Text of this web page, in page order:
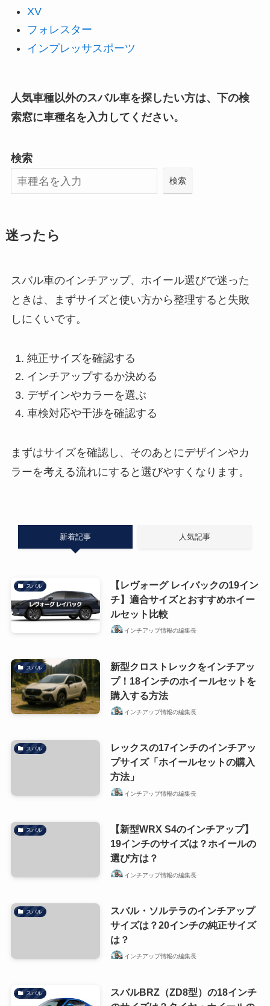
XV
フォレスター
インプレッサスポーツ
人気車種以外のスバル車を探したい方は、下の検
索窓に車種名を入力してください。
検索
検索
迷ったら
スバル車のインチアップ、ホイール選びで迷った
ときは、まずサイズと使い方から整理すると失敗
しにくいです。
純正サイズを確認する
インチアップするか決める
デザインやカラーを選ぶ
車検対応や干渉を確認する
まずはサイズを確認し、そのあとにデザインやカ
ラーを考える流れにすると選びやすくなります。
新着記事 人気記事
スバル
【レヴォーグ レイバックの19イン
チ】適合サイズとおすすめホイー
ルセット比較
インチアップ情報の編集長
スバル
新型クロストレックをインチアッ
プ！18インチのホイールセットを
購入する方法
インチアップ情報の編集長
スバル
レックスの17インチのインチアッ
プサイズ「ホイールセットの購入
方法」
インチアップ情報の編集長
スバル
【新型WRX S4のインチアップ】
19インチのサイズは？ホイールの
選び方は？
インチアップ情報の編集長
スバル
スバル・ソルテラのインチアップ
サイズは？20インチの純正サイズ
は？
インチアップ情報の編集長
スバル
スバルBRZ（ZD8型）の18インチ